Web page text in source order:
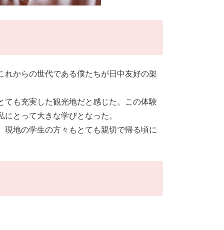
からの世代である僕たちが日中友好の架
も充実した観光地だと感じた。この体験
とって大きな学びとなった。
地の学生の方々もとても親切で帰る頃に